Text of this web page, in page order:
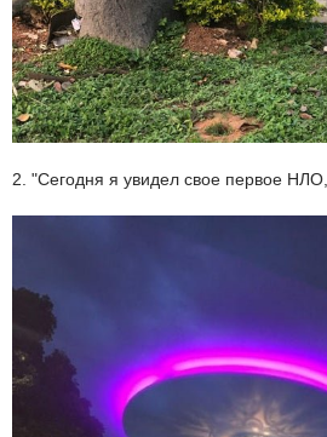
2. "Сегодня я увидел свое первое